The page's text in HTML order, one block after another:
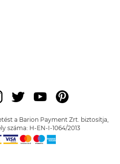
a Barion Payment Zrt. biztosítja,
száma: H-EN-I-1064/2013